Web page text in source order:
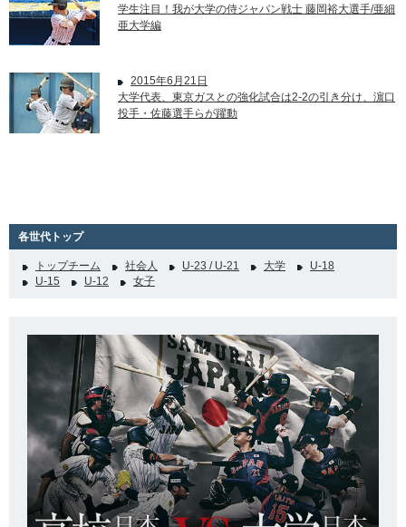
学生注目！我が大学の侍ジャパン戦士 藤岡裕大選手/亜細
亜大学編
2015年6月21日
大学代表、東京ガスとの強化試合は2-2の引き分け、濵口
投手・佐藤選手らが躍動
各世代トップ
トップチーム 社会人 U-23 / U-21 大学
U-18
U-15
U-12 女子